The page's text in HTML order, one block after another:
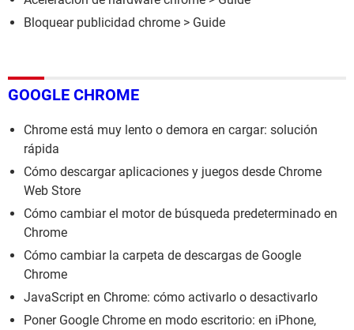
Bloquear publicidad chrome > Guide
GOOGLE CHROME
Chrome está muy lento o demora en cargar: solución
rápida
Cómo descargar aplicaciones y juegos desde Chrome
Web Store
Cómo cambiar el motor de búsqueda predeterminado en
Chrome
Cómo cambiar la carpeta de descargas de Google
Chrome
JavaScript en Chrome: cómo activarlo o desactivarlo
Poner Google Chrome en modo escritorio: en iPhone,